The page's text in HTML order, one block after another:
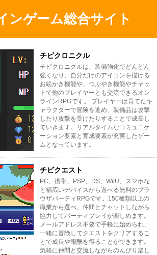
ンゲーム総合サイト
チビクロニクル
チビクロニクルは、装備強化でどんどん
強くなり、自分だけのアイコンを描ける
お絵かき機能や、つぶやき機能やチャッ
トで他のプレイヤーとも交流できるオン
ラインRPGです。 プレイヤーは育てたキ
ャラクターで冒険を進め、装備品は攻撃
したり攻撃を受けたりすることで成長し
ていきます。リアルタイムなコミュニケ
ーション要素と育成要素が充実したゲー
ムとなっています。
チビクエスト
PC、携帯、PSP、DS、WiiU、スマホな
ど幅広いデバイスから遊べる無料のブラ
ウザパーティRPGです。150種類以上の
職業から選べ、仲間とチャットしながら
協力してパーティプレイが楽しめます。
メールアドレス不要で手軽に始められ、
一緒に冒険してクエストをクリアするこ
とで成長や報酬を得ることができます。
気軽に仲間と交流しながらのんびり楽し